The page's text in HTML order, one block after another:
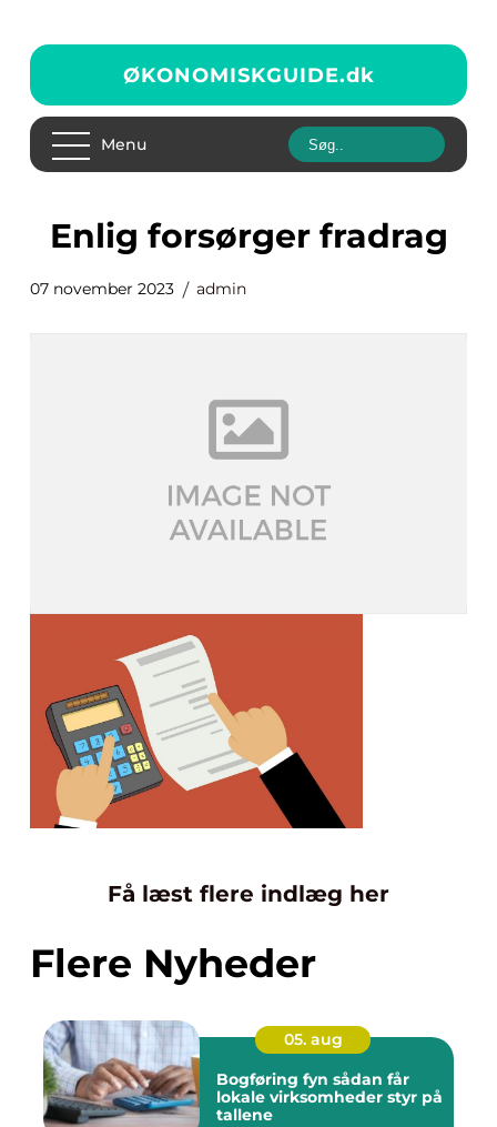
ØKONOMISKGUIDE.dk
Menu
enlig forsørger fradrag
07 november 2023 admin
Få læst flere indlæg her
Flere Nyheder
05. aug
Bogføring fyn sådan får
lokale virksomheder styr på
tallene